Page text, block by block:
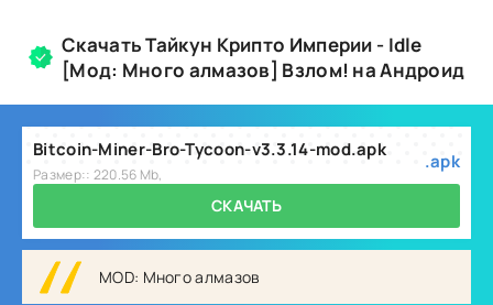
Скачать Тайкун Крипто Империи - Idle
[Мод: Много алмазов] Взлом! на Андроид
Bitcoin-Miner-Bro-Tycoon-v3.3.14-mod.apk
Размер:: 220.56 Mb,
.apk
СКАЧАТЬ
MOD: Много алмазов